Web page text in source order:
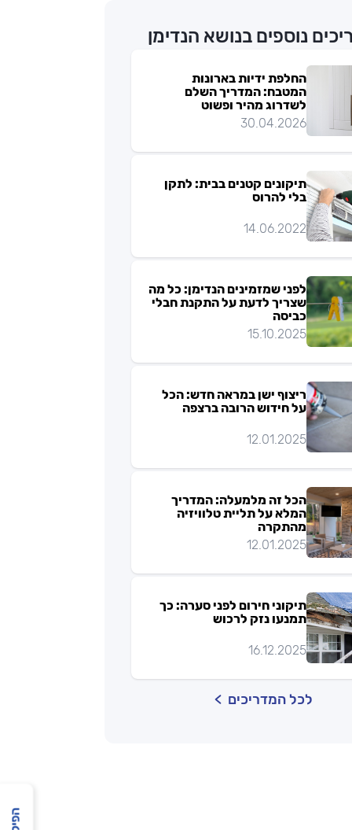
נוספים בנושא הנדימן
החלפת ידיות בארונות
המטבח: המדריך השלם
לשדרוג מהיר ופשוט
30.04.2026
תיקונים קטנים בבית: לתקן
בלי להרוס
14.06.2022
לפני שמזמינים הנדימן: כל מה
שצריך לדעת על התקנת חבלי
כביסה
15.10.2025
ריצוף ישן במראה חדש: הכל
על חידוש הרובה ברצפה
12.01.2025
הכל זה מלמעלה: המדריך
המלא על תליית טלוויזיה
מהתקרה
12.01.2025
תיקוני חירום לפני סערה: כך
תמנעו נזק לרכוש
16.12.2025
לכל המדריכים